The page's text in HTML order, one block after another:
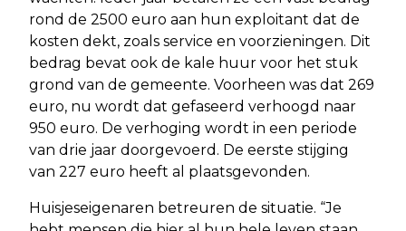
rond de 2500 euro aan hun exploitant dat de
kosten dekt, zoals service en voorzieningen. Dit
bedrag bevat ook de kale huur voor het stuk
grond van de gemeente. Voorheen was dat 269
euro, nu wordt dat gefaseerd verhoogd naar
950 euro. De verhoging wordt in een periode
van drie jaar doorgevoerd. De eerste stijging
van 227 euro heeft al plaatsgevonden.
Huisjeseigenaren betreuren de situatie. “Je